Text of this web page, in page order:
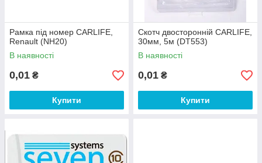
Рамка під номер CARLIFE,
Renault (NH20)
В наявності
0,01 ₴
Купити
Скотч двосторонній CARLIFE,
30мм, 5м (DT553)
В наявності
0,01 ₴
Купити